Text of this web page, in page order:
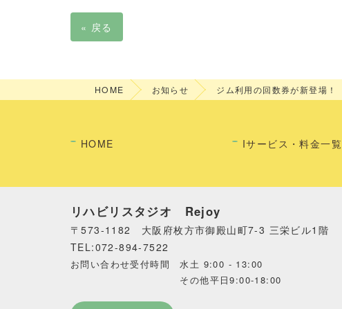
« 戻る
HOME お知らせ ジム利用の回数券が新登場！
HOME Iサービス・料金一覧
リハビリスタジオ Rejoy
〒573-1182 大阪府枚方市御殿山町7-3 三栄ビル1階
TEL:072-894-7522
お問い合わせ受付時間 水土 9:00 - 13:00
その他平日9:00-18:00